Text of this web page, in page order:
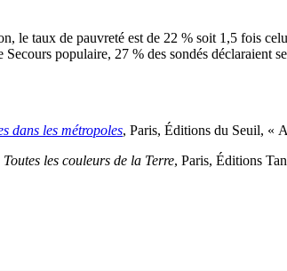
le taux de pauvreté est de 22 % soit 1,5 fois
populaire, 27 % des sondés déclaraient
dans les métropoles, Paris, Éditions du Seuil, «
Toutes les couleurs de la Terre, Paris, Éditions